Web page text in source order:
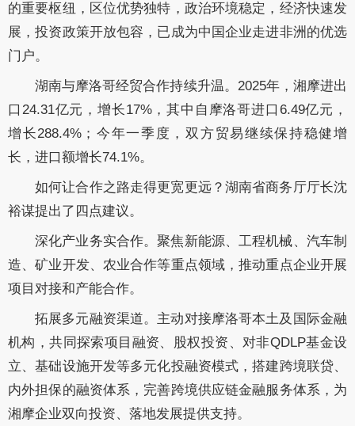
的重要枢纽，区位优势独特，政治环境稳定，经济快速发
展，投资政策开放包容，已成为中国企业走进非洲的优选
门户。
湖南与摩洛哥经贸合作持续升温。2025年，湘摩进出
口24.31亿元，增长17%，其中自摩洛哥进口6.49亿元，
增长288.4%；今年一季度，双方贸易继续保持稳健增
长，进口额增长74.1%。
如何让合作之路走得更宽更远？湖南省商务厅厅长沈
裕谋提出了四点建议。
深化产业务实合作。聚焦新能源、工程机械、汽车制
造、矿业开发、农业合作等重点领域，推动重点企业开展
项目对接和产能合作。
拓展多元融资渠道。主动对接摩洛哥本土及国际金融
机构，共同探索项目融资、股权投资、对非QDLP基金设
立、基础设施开发等多元化投融资模式，搭建跨境联贷、
内外担保的融资体系，完善跨境供应链金融服务体系，为
湘摩企业双向投资、落地发展提供支持。